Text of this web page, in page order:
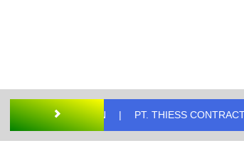
LSP LHN PT. THIESS CONTRACTOR